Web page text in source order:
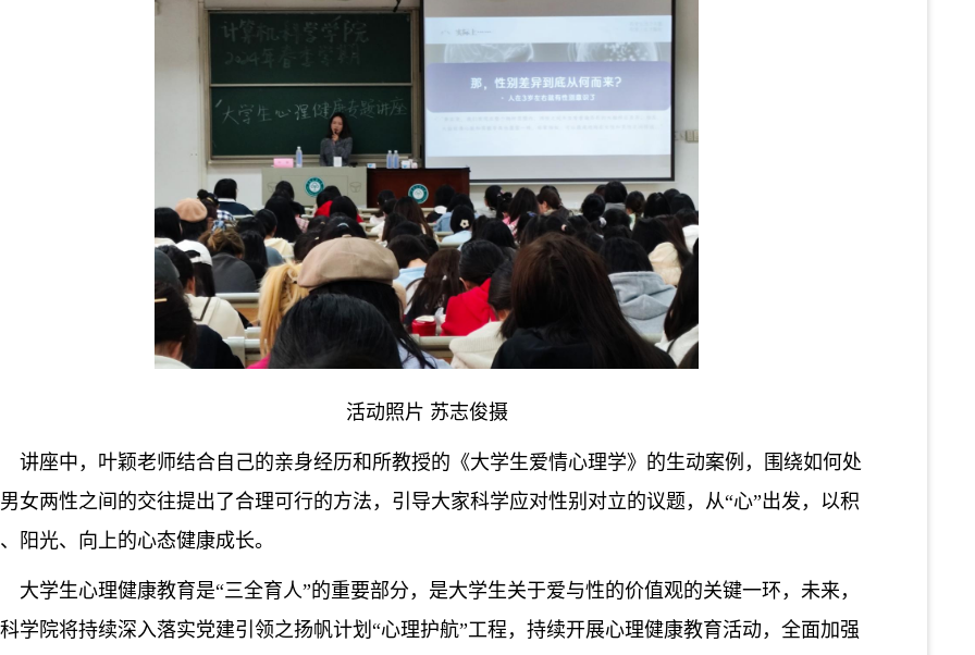
活动照片 苏志俊摄
讲座中，叶颖老师结合自己的亲身经历和所教授的《大学生爱情心理学》的生动案例， 围绕如何处
女两性之间的交往提出了合理可行的方法，引导大家科学应对性别对立的议题，从“心”出发，以积
阳光、向上的心态健康成长。
大学生心理健康教育是“三全育人”的重要部分，是大学生关于爱与性的价值观的关键一环，未来，
学院将持续深入落实党建引领之扬帆计划“心理护航”工程，持续开展心理健康教育活动，全面加强